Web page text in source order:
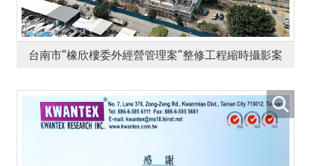
台南市"橡欣樓委外經營管理案"整修工程縮時攝影案